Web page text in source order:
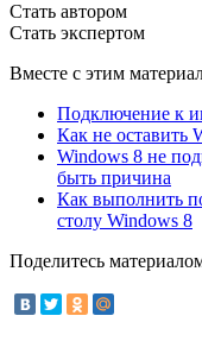
Стать автором
Стать экспертом
Вместе с этим
Подключение к
Как не оставить
Windows 8 не
быть причина
Как выполнить
столу Windows 8
Поделитесь